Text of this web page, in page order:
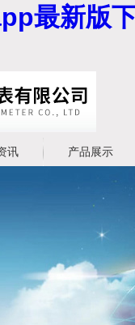
最新版
讯 产品展示